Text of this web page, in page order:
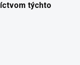
týchto